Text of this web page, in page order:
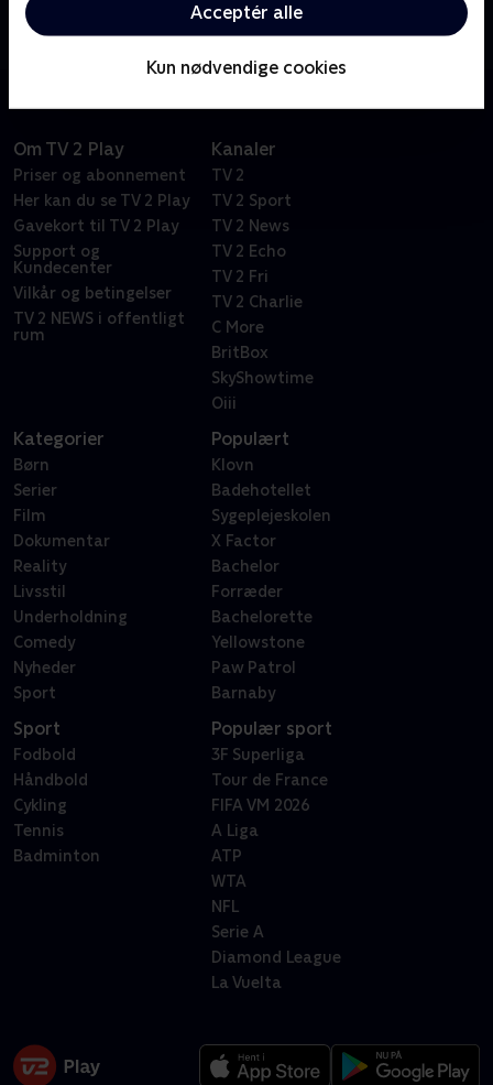
Acceptér alle
Kun nødvendige cookies
danskere parvis høre, smage, føle, se og lugte sig
igennem alverdens sjove sanselige lege.
Om TV 2 Play
Priser og abonnement
Her kan du se TV 2 Play
Gavekort til TV 2 Play
Support og
Kundecenter
Vilkår og betingelser
TV 2 NEWS i offentligt
rum
Kanaler
TV 2
TV 2 Sport
TV 2 News
TV 2 Echo
TV 2 Fri
TV 2 Charlie
C More
BritBox
SkyShowtime
Oiii
Kategorier
Børn
Serier
Film
Dokumentar
Reality
Livsstil
Underholdning
Comedy
Nyheder
Sport
Populært
Klovn
Badehotellet
Sygeplejeskolen
X Factor
Bachelor
Forræder
Bachelorette
Yellowstone
Paw Patrol
Barnaby
Sport
Fodbold
Håndbold
Cykling
Tennis
Badminton
Populær sport
3F Superliga
Tour de France
FIFA VM 2026
A Liga
ATP
WTA
NFL
Serie A
Diamond League
La Vuelta